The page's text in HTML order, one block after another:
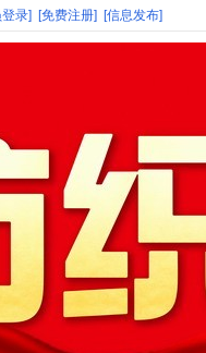
登录] [免费注册] [信息发布]